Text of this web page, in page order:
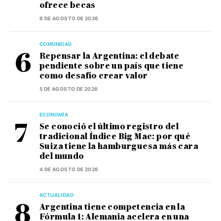
ofrece becas
6 DE AGOSTO DE 2026
COMUNIDAD
Repensar la Argentina: el debate
pendiente sobre un país que tiene
como desafío crear valor
5 DE AGOSTO DE 2026
ECONOMÍA
Se conoció el último registro del
tradicional Índice Big Mac: por qué
Suiza tiene la hamburguesa más cara
del mundo
4 DE AGOSTO DE 2026
ACTUALIDAD
Argentina tiene competencia en la
Fórmula 1: Alemania acelera en una